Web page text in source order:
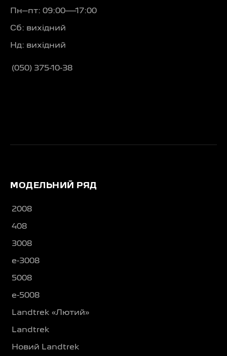
Пн–пт: 09:00—17:00
Сб: вихідний
Нд: вихідний
(050) 375-10-38
МОДЕЛЬНИЙ РЯД
2008
408
3008
e-3008
5008
e-5008
Landtrek «Лютий»
Landtrek
Новий Landtrek